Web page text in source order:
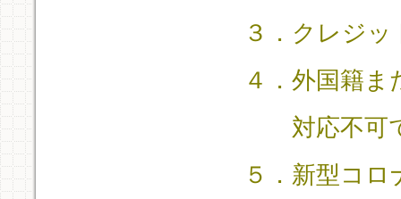
３．クレジ
４．外国籍
対応不可
５．新型コ